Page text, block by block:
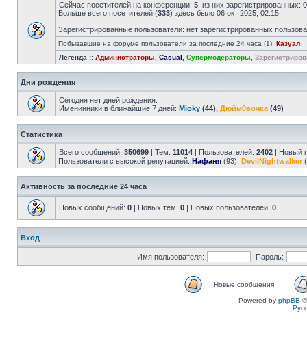
Сейчас посетителей на конференции: 5 , из них
Больше всего посетителей (333) здесь было 06 окт 2025, 02:15
Зарегистрированные пользователи: нет зарегистрированных
Побывавшие на форуме пользователи за последние 24 часа (1): Казуал
Легенда :: Администраторы Casual Супермодераторы
Дни рождения
Сегодня нет дней рождения.
Именинники в ближайшие 7 дней: Mioky (44), Дюйм0вочка (49)
Статистика
Всего сообщений: 350699 | Тем: 11014 | Пользователей: 2402 | Новый
Пользователи с высокой репутацией: Нафаня (93), DevilNightwalker
Активность за последние 24 часа
Новых сообщений: 0 | Новых тем: 0 | Новых пользователей: 0
Вход
Имя пользователя: Пароль:
Новые сообщения
Powered by phpBB